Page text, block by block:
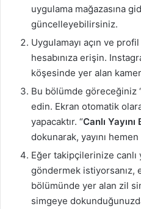
uygulama mağazasına
güncelleyebilirsiniz.
Uygulamayı açın ve
hesabınıza erişin.
köşesinde yer alan
Bu bölümde göreceğiniz
edin. Ekran otomatik
yapacaktır. “Canlı Yayını
dokunarak, yayını
Eğer takipçilerinize
göndermek istiyorsanız,
bölümünde yer alan zil
simgeye